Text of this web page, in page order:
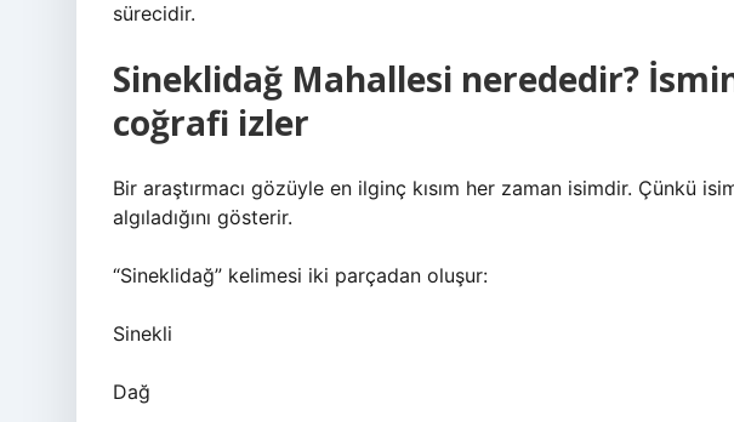
sürecidir.
Sineklidağ Mahallesi nerededir?
coğrafi izler
Bir araştırmacı gözüyle en ilginç kısım her zaman isimdir. Çünkü
algıladığını gösterir.
“Sineklidağ” kelimesi iki parçadan oluşur:
Sinekli
Dağ